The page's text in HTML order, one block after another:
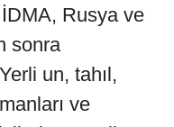
Rusya ve
sonra
un, tahıl,
ve